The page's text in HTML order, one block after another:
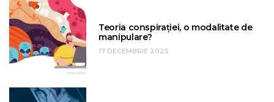
Teoria conspirației, o modalitate de
manipulare?
17 DECEMBRIE 2025